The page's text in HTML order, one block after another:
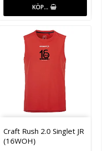
KÖP…
Craft Rush 2.0 Singlet JR
(16WOH)